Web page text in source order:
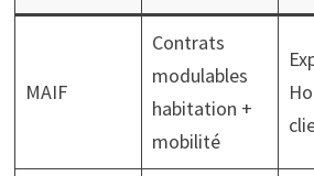
MAIF
Contrats
modulables
habitation +
mobilité